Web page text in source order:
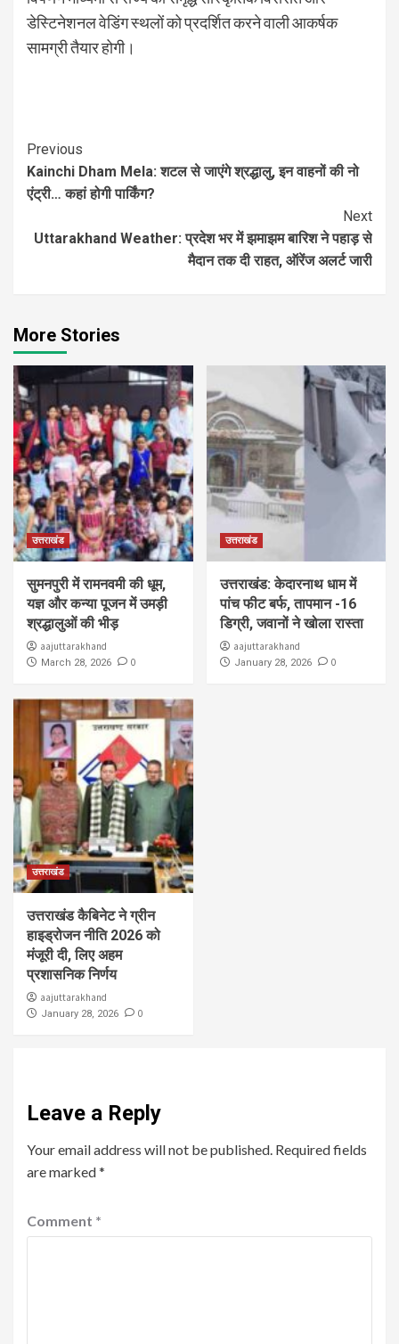
डेस्टिनेशनल वेडिंग स्थलों को प्रदर्शित करने वाली आकर्षक
सामग्री तैयार होगी।
Continue
Reading
Previous
Kainchi Dham Mela: शटल से जाएंगे श्रद्धालु, इन वाहनों की नो
एंट्री… कहां होगी पार्किंग?
Next
Uttarakhand Weather: प्रदेश भर में झमाझम बारिश ने पहाड़ से
मैदान तक दी राहत, ऑरेंज अलर्ट जारी
More Stories
उत्तराखंड
सुमनपुरी में रामनवमी की धूम,
यज्ञ और कन्या पूजन में उमड़ी
श्रद्धालुओं की भीड़
aajuttarakhand
March 28, 2026 0
उत्तराखंड
उत्तराखंड: केदारनाथ धाम में
पांच फीट बर्फ, तापमान -16
डिग्री, जवानों ने खोला रास्ता
aajuttarakhand
January 28, 2026 0
उत्तराखंड
उत्तराखंड कैबिनेट ने ग्रीन
हाइड्रोजन नीति 2026 को
मंजूरी दी, लिए अहम
प्रशासनिक निर्णय
aajuttarakhand
January 28, 2026 0
Leave a Reply
Your email address will not be published. Required fields
are marked*
Comment *